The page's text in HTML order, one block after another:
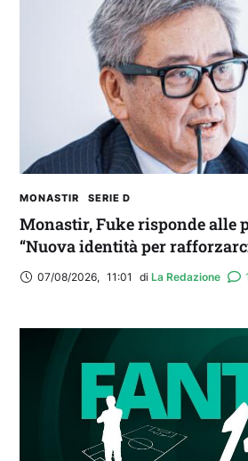
MONASTIR SERIE D
Monastir, Fuke risponde alle
“Nuova identità per
locale”
07/08/2026, 11:01 di La Redazione 1